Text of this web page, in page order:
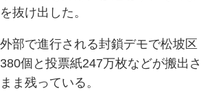
抜け出した。
部で進行される封鎖デモで松坡区
個と投票紙247万枚などが搬出さ
ま残っている。